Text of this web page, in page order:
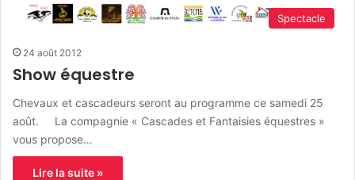
Spectacle
24 août 2012
Show équestre
Chevaux et cascadeurs seront au programme ce samedi 25
août. La compagnie « Cascades et Fantaisies équestres »
vous propose…
Lire la suite »